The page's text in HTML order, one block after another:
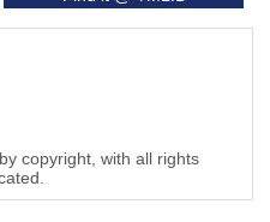
copyright, with all rights